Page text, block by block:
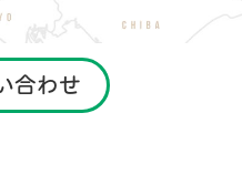
合わせ